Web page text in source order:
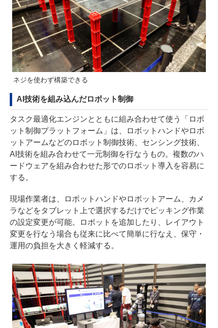
ネジを使わず構築できる
AI技術を組み込んだロボット制御
タスク最適化エンジンとともに組み合わせて使う「ロボ
ット制御プラットフォーム」は、ロボットハンドやロボ
ットアームなどのロボット制御技術、センシング技術、
AI技術を組み合わせて一元制御を行なうもの。複数のハ
ードウェアを組み合わせた形でのロボット導入を容易に
する。
現場作業者は、ロボットハンドやロボットアーム、カメ
ラなどをタブレット上で選択するだけでピッキング作業
の設定変更が可能。ロボットを追加したり、レイアウト
変更を行なう場合も従来に比べて簡単に行なえ、保守・
運用の負担を大きく軽減する。